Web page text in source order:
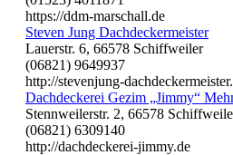
https://ddm-marschall.de
Steven Jung Dachdeckermeister
Lauerstr. 6, 66578 Schiffweiler
(06821) 9649937
http://stevenjung-
Dachdeckerei Gezim „Jimmy“
Stennweilerstr. 2, 66578
(06821) 6309140
http://dachdeckerei-jimmy.de